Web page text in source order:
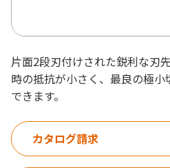
片面2段刃付けされた鋭利な刃
時の抵抗が小さく、最良の極小
できます。
カタログ請求